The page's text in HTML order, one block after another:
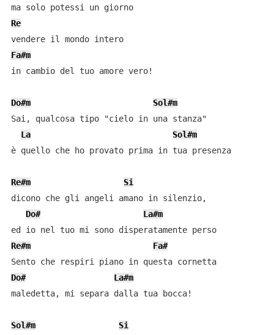
ma solo potessi un giorno
Re
vendere il mondo intero
Fa#m
in cambio del tuo amore vero!
Do#m
Sol#m
Sai, qualcosa tipo "cielo in una stanza"
La
Sol#m
è quello che ho provato prima in tua presenza
Re#m
Si
dicono che gli angeli amano in silenzio,
Do#
La#m
ed io nel tuo mi sono disperatamente perso
Re#m
Fa#
Sento che respiri piano in questa cornetta
Do#
La#m
maledetta, mi separa dalla tua bocca!
Sol#m
Si